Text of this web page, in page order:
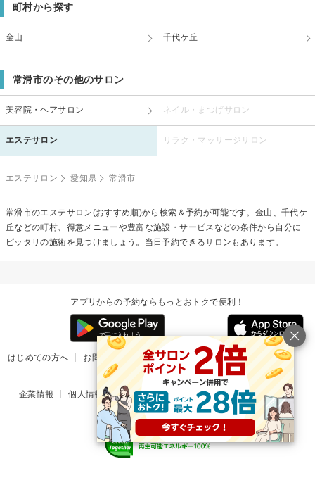
町村から探す
金山 千代ケ丘
常滑市のその他のサロン
美容院・ヘアサロン ネイル・まつげサロン
エステサロン リラク・マッサージサロン
エステサロン 愛知県 常滑市
常滑市のエステサロン(おすすめ順)から検索＆予約が可能です。金山、千代ケ
丘などの町村、得意メニューや豊富な施設・サービスなどの条件から自分に
ピッタリの施術を見つけましょう。当日予約できるサロンもあります。
アプリからの予約ならもっとおトクで便利！
はじめての方へ お問い合わせ ヘルプ リリース情報
利用規約
掲載ご希望のサロン様
企業情報 個人情報保護方針 楽天のサービス一覧 アプリ一覧
© Rakuten Group, Inc.